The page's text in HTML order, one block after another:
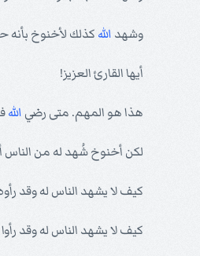
وشهد الله كذلك لأخنوخ بأنه
أيها القارئ العزيز!
هذا هو المهم. متى رضي الله
لكن أخنوخ شُهد له من الناس
كيف لا يشهد الناس له وقد
كيف لا يشهد الناس له وقد